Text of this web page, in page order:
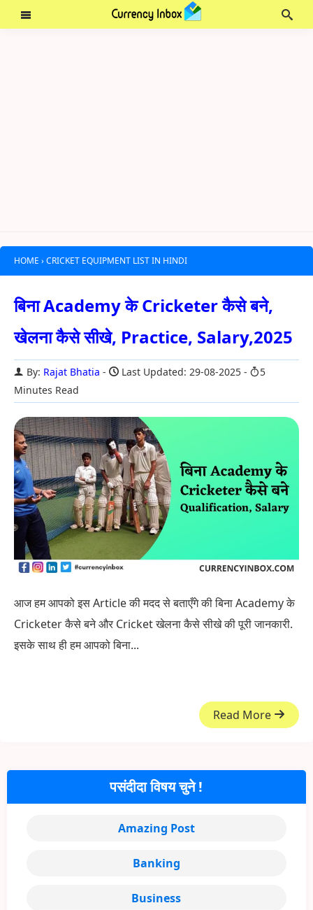
HOME › CRICKET EQUIPMENT LIST IN HINDI
बिना Academy के Cricketer कैसे बने,
खेलना कैसे सीखे, Practice, Salary,2025
By: Rajat Bhatia Last Updated: 29-08-2025
5
Minutes Read
आज हम आपको इस Article की मदद से बताएँगे की बिना Academy के
Cricketer कैसे बने और Cricket खेलना कैसे सीखे की पूरी जानकारी.
इसके साथ ही हम आपको बिना...
Read More
पसंदीदा विषय चुने !
Amazing Post
Banking
Business